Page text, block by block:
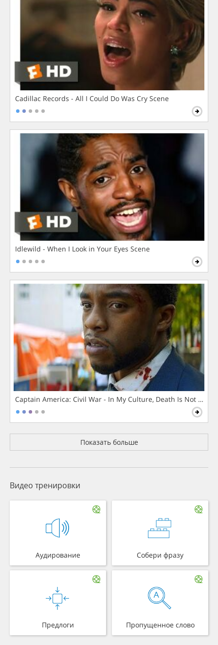
Cadillac Records - All I Could Do Was Cry Scene
Idlewild - When I Look in Your Eyes Scene
Captain America: Civil War - In My Culture, Death Is Not The
Показать больше
Видео тренировки
Аудирование Собери фразу
Предлоги Пропущенное слово